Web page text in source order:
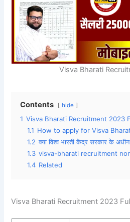
Visva Bharati
Contents hide
1 Visva Bharati Recruitment 2023
1.1 How to apply for Visva
1.2 क्या विश्व भारती केंद्र सरकार के
1.3 visva-bharati recruitment
1.4 Related
Visva Bharati Recruitment 2023